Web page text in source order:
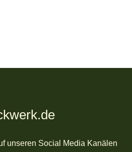
unseren Social Media Kanälen